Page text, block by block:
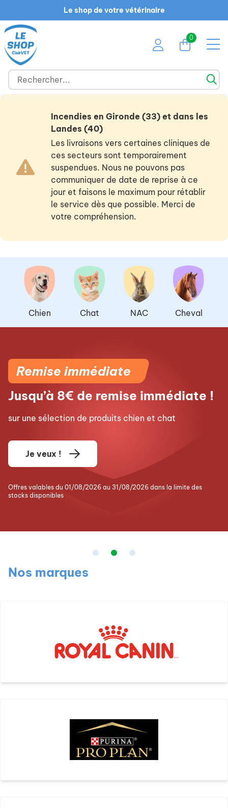
Le shop de votre vétérinaire
0
Incendies en Gironde (33) et dans les
Landes (40)
Les livraisons vers certaines cliniques de
ces secteurs sont temporairement
suspendues. Nous ne pouvons pas
communiquer de date de reprise à ce
jour et faisons le maximum pour rétablir
le service dès que possible. Merci de
votre compréhension.
Chien Chat NAC Cheval
Remise immédiate
Jusqu’à 8€ de remise immédiate !
sur une sélection de produits chien et chat
Je veux !
Offres valables du 01/08/2026 au 31/08/2026 dans la limite des
stocks disponibles
Nos marques